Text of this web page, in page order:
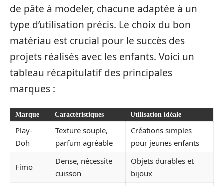
de pâte à modeler, chacune adaptée à un
type d’utilisation précis. Le choix du bon
matériau est crucial pour le succès des
projets réalisés avec les enfants. Voici un
tableau récapitulatif des principales
marques :
Marque Caractéristiques Utilisation idéale
Play-
Doh
Texture souple,
parfum agréable
Créations simples
pour jeunes enfants
Fimo
Dense, nécessite
cuisson
Objets durables et
bijoux